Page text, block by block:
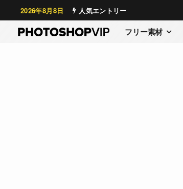
2026年8月8日 人気エントリー
フリー素材